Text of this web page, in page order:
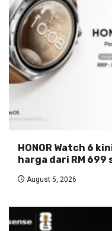
HONOR Watch 6
harga dari RM 699
August 5, 2026